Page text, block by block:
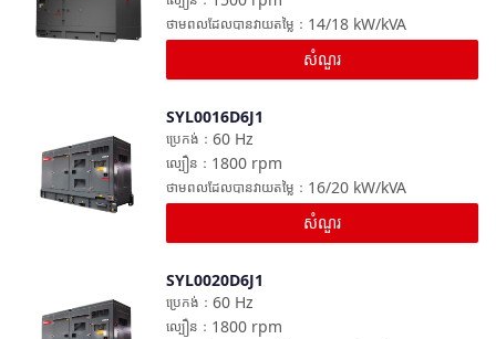
14/18 kW/kVA
ថាមពលដែលបានវាយតម្លៃ ：
សំណួរ
SYL0016D6J1
60 Hz
ប្រេកង់ ：
1800 rpm
ល្បឿន ：
16/20 kW/kVA
ថាមពលដែលបានវាយតម្លៃ ：
សំណួរ
SYL0020D6J1
60 Hz
ប្រេកង់ ：
1800 rpm
ល្បឿន ：